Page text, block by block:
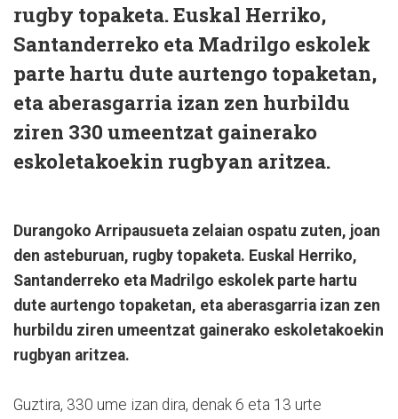
rugby topaketa. Euskal Herriko,
Santanderreko eta Madrilgo eskolek
parte hartu dute aurtengo topaketan,
eta aberasgarria izan zen hurbildu
ziren 330 umeentzat gainerako
eskoletakoekin rugbyan aritzea.
Durangoko Arripausueta zelaian ospatu zuten, joan
den asteburuan, rugby topaketa. Euskal Herriko,
Santanderreko eta Madrilgo eskolek parte hartu
dute aurtengo topaketan, eta aberasgarria izan zen
hurbildu ziren umeentzat gainerako eskoletakoekin
rugbyan aritzea.
Guztira, 330 ume izan dira, denak 6 eta 13 urte